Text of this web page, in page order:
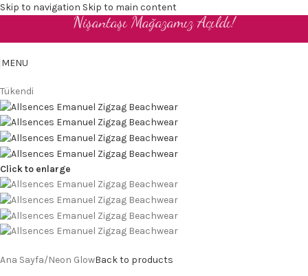
Skip to navigation Skip to main content
Nişantaşı Mağazamız Açıldı!
MENU
Tükendi
Click to enlarge
Ana Sayfa/Neon GlowBack to products
TR